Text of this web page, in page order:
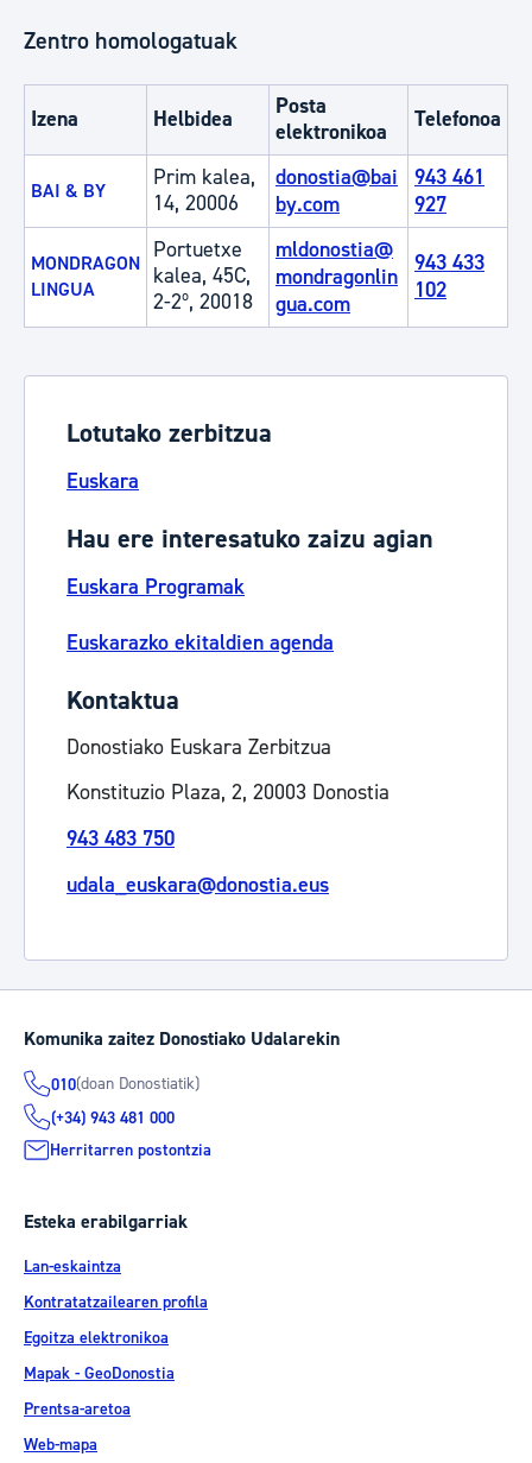
Zentro homologatuak
Izena Helbidea
Posta
elektronikoa
Telefonoa
BAI & BY
Prim kalea,
14, 20006
donostia@bai
by.com
943 461
927
MONDRAGON
LINGUA
Portuetxe
kalea, 45C,
2-2º, 20018
mldonostia@
mondragonlin
gua.com
943 433
102
Lotutako zerbitzua
Euskara
Hau ere interesatuko zaizu agian
Euskara Programak
Euskarazko ekitaldien agenda
Kontaktua
Donostiako Euskara Zerbitzua
Konstituzio Plaza, 2, 20003 Donostia
943 483 750
udala_euskara@donostia.eus
Komunika zaitez Donostiako Udalarekin
010(doan Donostiatik)
(+34) 943 481 000
Herritarren postontzia
Esteka erabilgarriak
Lan-eskaintza
Kontratatzailearen profila
Egoitza elektronikoa
Mapak - GeoDonostia
Prentsa-aretoa
Web-mapa